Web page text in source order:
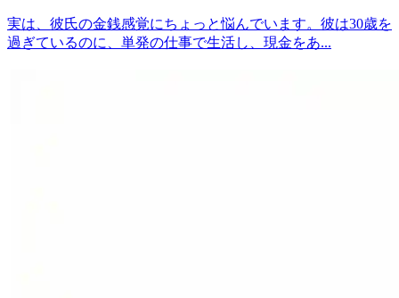
実は、彼氏の金銭感覚にちょっと悩んでいます。彼は30歳を
過ぎているのに、単発の仕事で生活し、現金をあ...